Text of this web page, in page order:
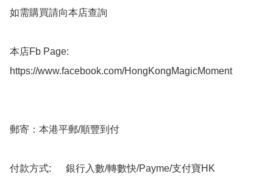
如需購買請向本店查詢
本店Fb Page:
https://www.facebook.com/HongKongMagicMoment
郵寄：本港平郵/順豐到付
付款方式:      銀行入數/轉數快/Payme/支付寶HK